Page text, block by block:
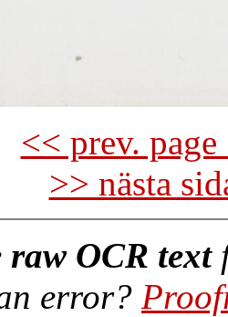
<< prev.
>> nästa
raw OCR text
error?